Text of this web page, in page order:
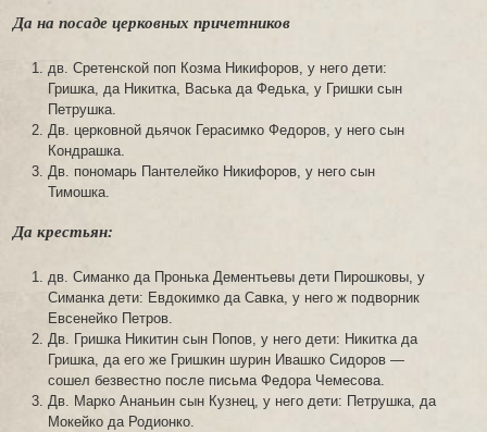
Да на посаде церковных причетников
дв. Сретенской поп Козма Никифоров, у него дети:
Гришка, да Никитка, Васька да Федька, у Гришки сын
Петрушка.
Дв. церковной дьячок Герасимко Федоров, у него сын
Кондрашка.
Дв. пономарь Пантелейко Никифоров, у него сын
Тимошка.
Да крестьян:
дв. Симанко да Пронька Дементьевы дети Пирошковы, у
Симанка дети: Евдокимко да Савка, у него ж подворник
Евсенейко Петров.
Дв. Гришка Никитин сын Попов, у него дети: Никитка да
Гришка, да его же Гришкин шурин Ивашко Сидоров —
сошел безвестно после письма Федора Чемесова.
Дв. Марко Ананьин сын Кузнец, у него дети: Петрушка, да
Мокейко да Родионко.